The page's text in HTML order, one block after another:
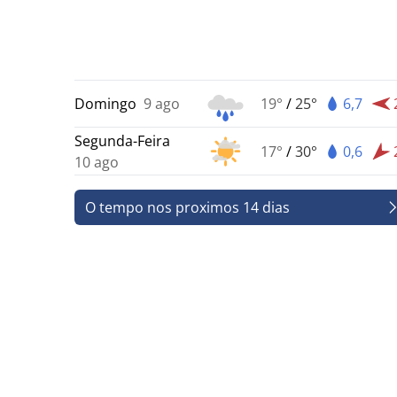
Domingo 9 ago 19° /25° 6,7
Segunda-Feira
10 ago
17° /30° 0,6
O tempo nos proximos 14 dias